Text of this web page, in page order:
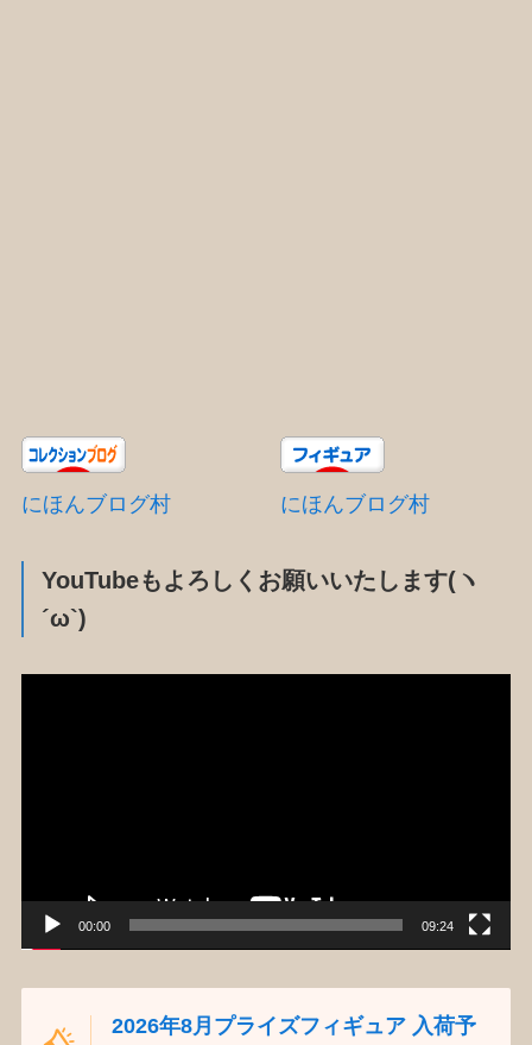
にほんブログ村 にほんブログ村
YouTubeもよろしくお願いいたします(ヽ
´ω`)
00:00 09:24
2026年8月プライズフィギュア 入荷予